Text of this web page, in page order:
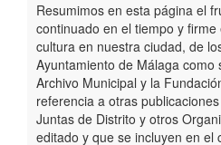
Resumimos en esta página el
continuado en el tiempo y
cultura en nuestra ciudad, de
Ayuntamiento de Málaga como
Archivo Municipal y la
referencia a otras
Juntas de Distrito y otros
editado y que se incluyen en el